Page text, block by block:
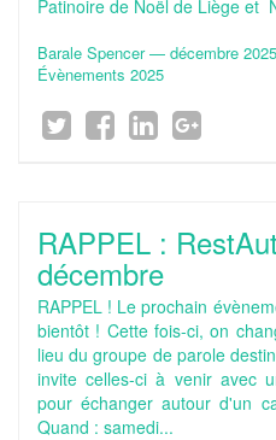
Patinoire de Noël de Liège et
Barale Spencer— décembre 2025
Évènements 2025
RAPPEL :
décembre
RAPPEL ! Le prochain
bientôt ! Cette fois-ci, on
lieu du groupe de parole
invite celles-ci à venir avec
pour échanger autour d'un
Quand : samedi...